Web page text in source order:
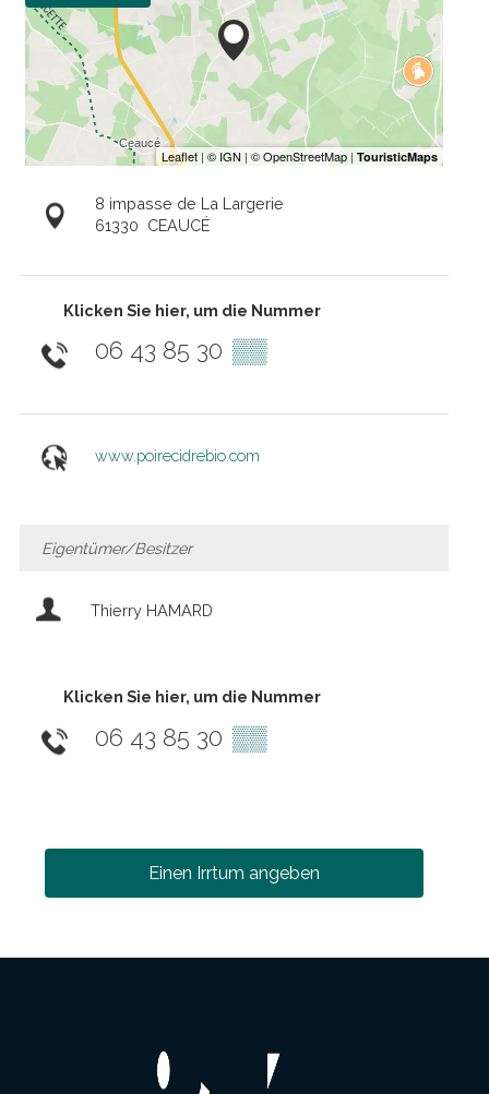
8 impasse de La Largerie
61330 CEAUCÉ
Klicken Sie hier, um die Nummer
06 43 85 30 ▒▒
www.poirecidrebio.com
Eigentümer/Besitzer
Thierry HAMARD
Klicken Sie hier, um die Nummer
06 43 85 30 ▒▒
Einen Irrtum angeben